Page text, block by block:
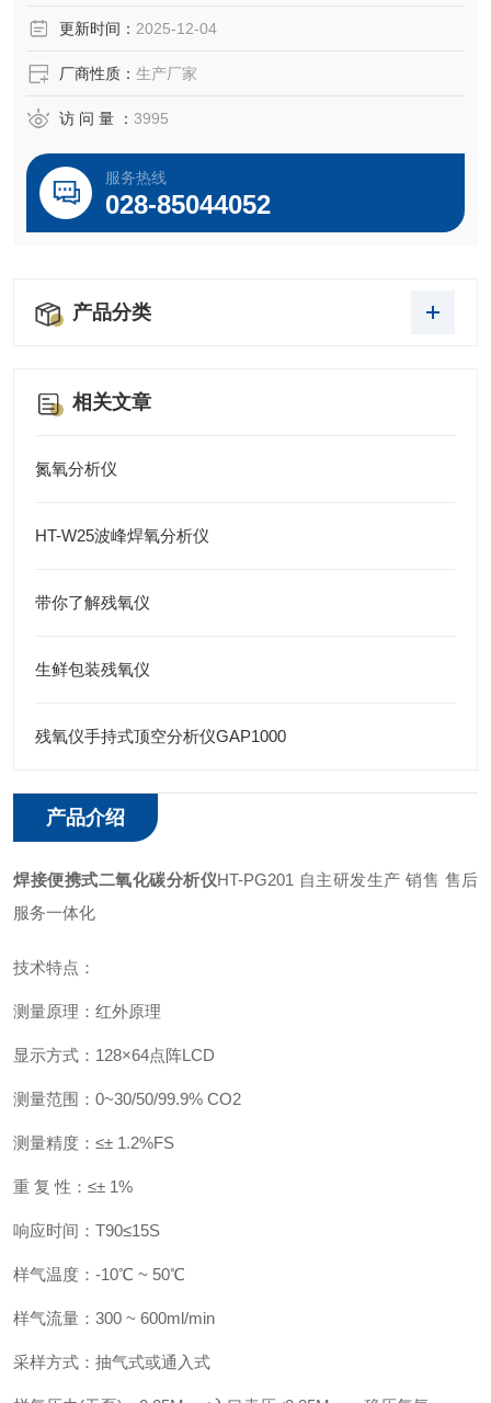
更新时间： 2025-12-04
厂商性质： 生产厂家
访 问 量 ： 3995
服务热线
028-85044052
产品分类
相关文章
氮氧分析仪
HT-W25波峰焊氧分析仪
带你了解残氧仪
生鲜包装残氧仪
残氧仪手持式顶空分析仪GAP1000
产品介绍
焊接便携式二氧化碳分析仪HT-PG201 自主研发生产 销售 售后
服务一体化
技术特点：
测量原理：红外原理
显示方式：128×64点阵LCD
测量范围：0~30/50/99.9% CO2
测量精度：≤± 1.2%FS
重 复 性：≤± 1%
响应时间：T90≤15S
样气温度：-10℃ ~ 50℃
样气流量：300 ~ 600ml/min
采样方式：抽气式或通入式